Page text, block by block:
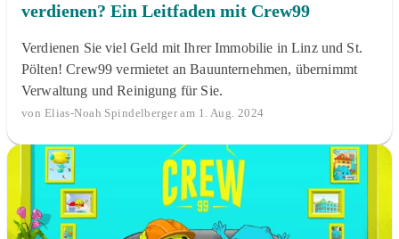
verdienen? Ein Leitfaden mit Crew99
Verdienen Sie viel Geld mit Ihrer Immobilie in Linz und St.
Pölten! Crew99 vermietet an Bauunternehmen, übernimmt
Verwaltung und Reinigung für Sie.
von Elias-Noah Spindelberger am 1. Aug. 2024